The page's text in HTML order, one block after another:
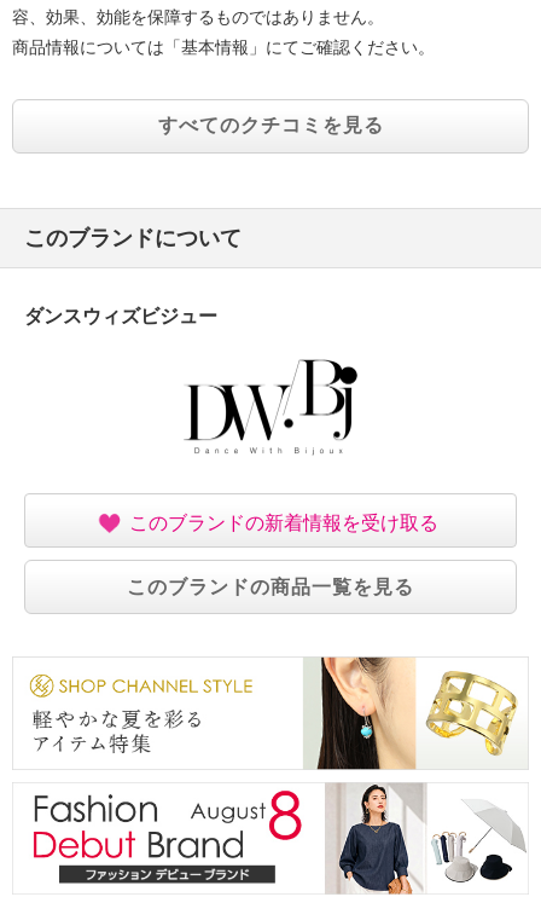
容、効果、効能を保障するものではありません。
商品情報については「基本情報」にてご確認ください。
すべてのクチコミを見る
このブランドについて
ダンスウィズビジュー
このブランドの新着情報を受け取る
このブランドの商品一覧を見る